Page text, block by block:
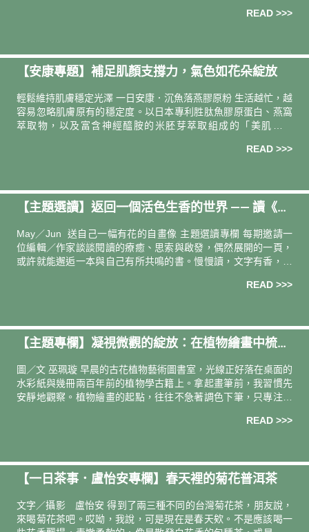
自己。在香氣的引領下，每一次呼吸，都能找回平靜、溫暖與自
READ >>>
【安康專題】補足肌顏支撐力，氣色如花朵綻放
輕鬆維持肌膚穩定光澤 一日安康．沉魚落燕膠原粉 生活越忙，越
容易忽略肌膚原有的穩定度。以日本專利胜肽魚膠原蛋白、燕窩
萃取物，以及富含神經醯胺的米胚芽萃取組成的「美肌金三
READ >>>
【主題選讀】返回一個活色生香的世界 —— 讀《感
May／Jun 送自己一幅有花的自畫像 主題選讀專欄 每期邀請一
位編輯／作家談談閱讀的療癒、思索與啟發，偶然展開的一頁，
或許就能邂逅一本與自己有所共鳴的書。慢慢讀，文字有香，日
READ >>>
【主題專欄】凝視微觀的綻放：在植物繪畫中梳理
圖／文 巫珮璇 早晨的古花植物藝術圖書室，光線正好落在桌面的
水彩紙與幾冊兩百年前的植物學古籍上。拿起畫筆前，我習慣先
安靜地觀察。植物繪畫的起點，往往不急著調色下筆，只專注於
READ >>>
【一日茶事．盧怡安專欄】春天裡的菊花普洱茶
文字／攝影 盧怡安 得到了兩三種不同的台灣菊花茶，朋友說，
來喝菊花茶吧。哎呦，我說，可是現在是春天欸。不是應該喝一